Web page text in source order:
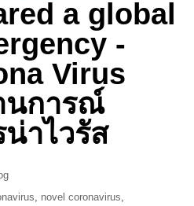
a global
-
Virus
นการณ์
าไวรัส
, novel coronavirus,